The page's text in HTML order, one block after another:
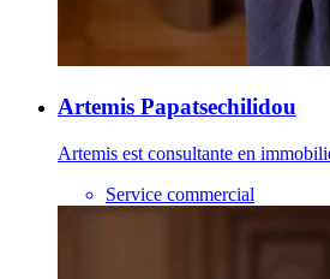
Artemis Papatsechilidou
Artemis est consultante en
Service commercial